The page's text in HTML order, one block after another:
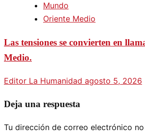
Mundo
Oriente Medio
Las tensiones se convierten en
Medio.
Editor La Humanidad agosto 5, 2026
Deja una respuesta
Tu dirección de correo electrónico